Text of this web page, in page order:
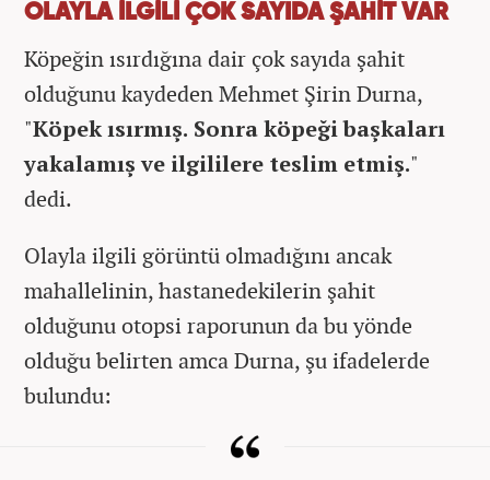
OLAYLA İLGİLİ ÇOK SAYIDA ŞAHİT VAR
Köpeğin ısırdığına dair çok sayıda şahit
olduğunu kaydeden Mehmet Şirin Durna,
"Köpek ısırmış. Sonra köpeği başkaları
yakalamış ve ilgililere teslim etmiş."
dedi.
Olayla ilgili görüntü olmadığını ancak
mahallelinin, hastanedekilerin şahit
olduğunu otopsi raporunun da bu yönde
olduğu belirten amca Durna, şu ifadelerde
bulundu: